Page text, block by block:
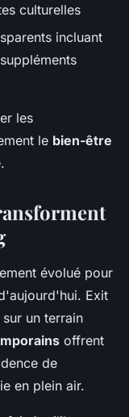
culturelles
incluant
les
le bien-être
évolué pour
Exit
un terrain
offrent
de
en plein air.